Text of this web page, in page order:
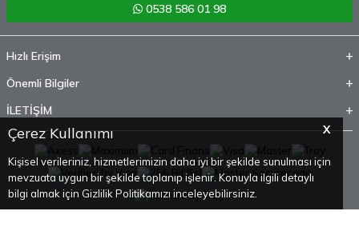
X
Çerez Kullanımı
Kişisel verileriniz, hizmetlerimizin daha iyi bir şekilde sunulması için
mevzuata uygun bir şekilde toplanıp işlenir. Konuyla ilgili detaylı
bilgi almak için Gizlilik Politikamızı inceleyebilirsiniz.
0538 586 01 98
Hızlı Erişim
Önemli Bilgiler
İLETİŞİM